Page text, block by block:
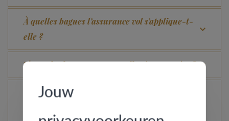
À quelles bagues l’assurance vol s’applique-t-
elle ?
Toutes les bagues peuvent-elles être gravées ?
Comment avoir une idée de l’aspect d’une bague
Jouw